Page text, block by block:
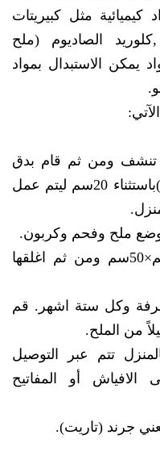
كيميائية مثل كبيريتات
الصاديوم (ملح
يمكن الاستبدال بمواد
تنشف ومن ثم قام بدق
السيخ الخاص بالتأريض (الاكترود)باستثناء 20سم ليتم عمل
وضع ملح وفحم وكربون.
– قم بعمل غرفة تفتيش 50سم×50سم ومن ثم اغلقها
وكل ستة اشهر. قم
من الملح.
تتم عبر التوصيل
الافياش أو المفاتيح